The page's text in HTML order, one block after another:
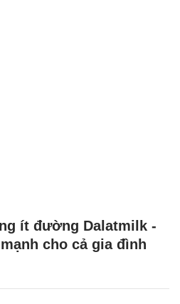
ít đường Dalatmilk -
cho cả gia đình